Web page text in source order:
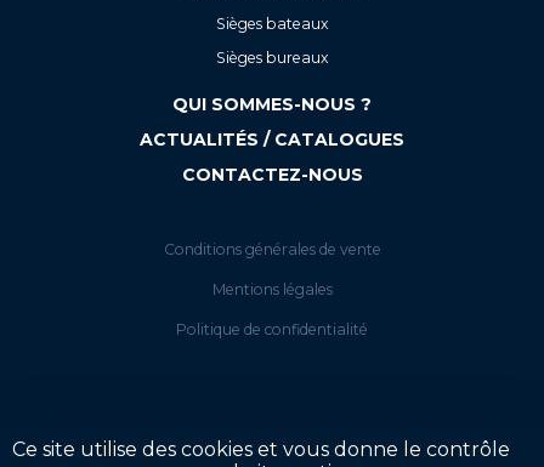
Sièges bateaux
Sièges bureaux
QUI SOMMES-NOUS ?
ACTUALITÉS / CATALOGUES
CONTACTEZ-NOUS
Conditions générales de vente
Mentions légales
Politique de confidentialité
Ce site utilise des cookies et vous donne le contrôle